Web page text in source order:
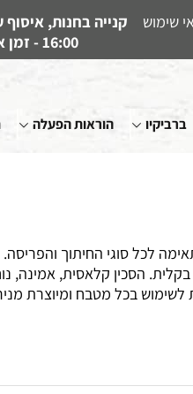
שימוש
16:00 - זמן אספקה למוצרים - עד 7 ימי עסקים מיום קבלת ההזמנה
ברביקיו הוראות הפעלה
לכל סוגי החיתוך והפריסה.
הסכין קלאסית, אמינה,
לשימוש בכל מטבח ומיוצרת